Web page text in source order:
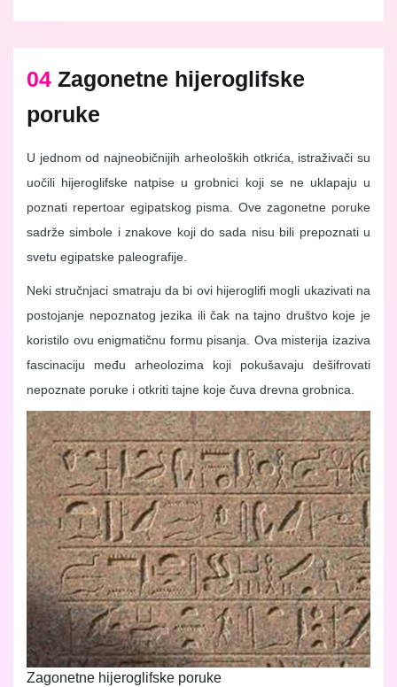
04 Zagonetne hijeroglifske
poruke
U jednom od najneobičnijih arheoloških otkrića, istraživači su
uočili hijeroglifske natpise u grobnici koji se ne uklapaju u
poznati repertoar egipatskog pisma. Ove zagonetne poruke
sadrže simbole i znakove koji do sada nisu bili prepoznati u
svetu egipatske paleografije.
Neki stručnjaci smatraju da bi ovi hijeroglifi mogli ukazivati na
postojanje nepoznatog jezika ili čak na tajno društvo koje je
koristilo ovu enigmatičnu formu pisanja. Ova misterija izaziva
fascinaciju među arheolozima koji pokušavaju dešifrovati
nepoznate poruke i otkriti tajne koje čuva drevna grobnica.
Zagonetne hijeroglifske poruke